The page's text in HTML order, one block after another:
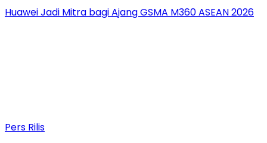
Huawei Jadi Mitra bagi Ajang GSMA M360 ASEAN 2026
Pers Rilis